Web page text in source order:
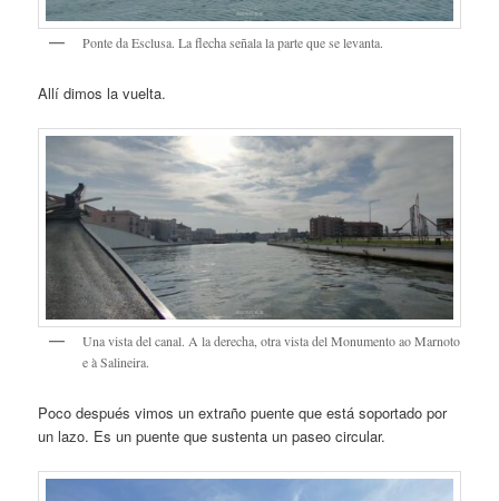
Ponte da Esclusa. La flecha señala la parte que se levanta.
Allí dimos la vuelta.
Una vista del canal. A la derecha, otra vista del Monumento ao Marnoto
e à Salineira.
Poco después vimos un extraño puente que está soportado por
un lazo. Es un puente que sustenta un paseo circular.